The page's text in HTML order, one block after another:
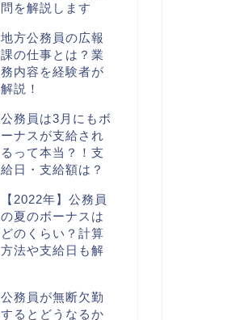
問を解説します
地方公務員の広報
課の仕事とは？業
務内容を経験者が
解説！
公務員は3月にもボ
ーナスが支給され
るって本当？！支
給日・支給額は？
【2022年】公務員
の夏のボーナスは
どのくらい？計算
方法や支給日も解
公務員が無断欠勤
するとどうなるか